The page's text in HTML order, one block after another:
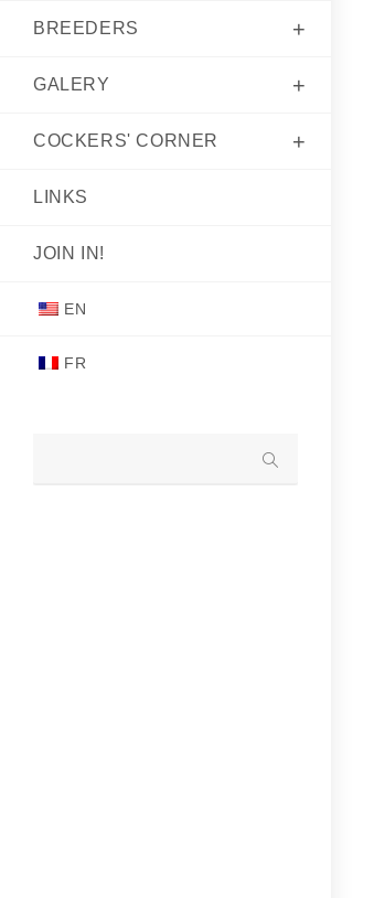
BREED­ERS
GALERY
COCK­ERS' CORNER
LINKS
JOIN IN!
EN
FR